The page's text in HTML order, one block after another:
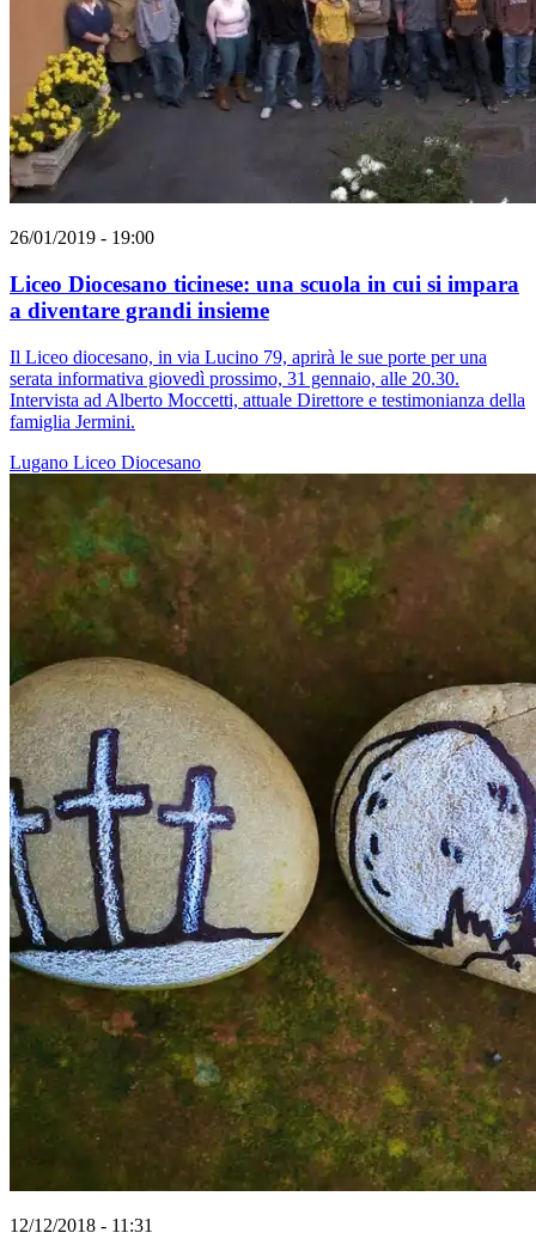
26/01/2019 - 19:00
Liceo Diocesano ticinese: una scuola in cui si impara
a diventare grandi insieme
Il Liceo diocesano, in via Lucino 79, aprirà le sue porte per una
serata informativa giovedì prossimo, 31 gennaio, alle 20.30.
Intervista ad Alberto Moccetti, attuale Direttore e testimonianza della
famiglia Jermini.
Lugano Liceo Diocesano
12/12/2018 - 11:31